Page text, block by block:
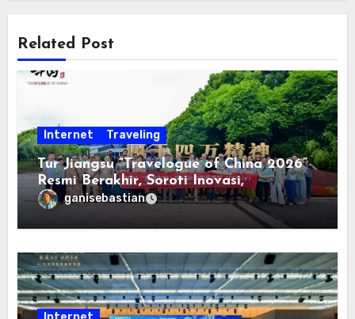
Related Post
Internet Traveling
Tur Jiangsu “Travelogue of China 2026”
Resmi Berakhir, Soroti Inovasi,
Keterbukaan, dan Pembangunan
Berorientasi pada Masyarakat
ganisebastian